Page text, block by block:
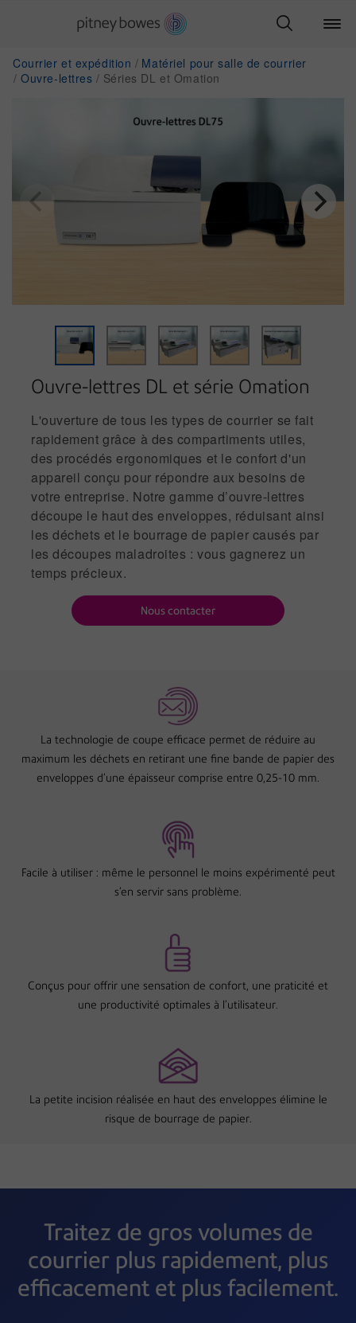
Courrier et expédition
Matériel pour salle de courrier
Ouvre-lettres
Séries DL et Omation
Ouvre-lettres DL et série Omation
L'ouverture de tous les types de courrier se fait
rapidement grâce à des compartiments utiles,
des procédés ergonomiques et le confort d'un
appareil conçu pour répondre aux besoins de
votre entreprise. Notre gamme d’ouvre-lettres
découpe le haut des enveloppes, réduisant ainsi
les déchets et le bourrage de papier causés par
les découpes maladroites : vous gagnerez un
temps précieux.
Nous contacter
La technologie de coupe efficace permet de réduire au
maximum les déchets en retirant une fine bande de papier des
enveloppes d’une épaisseur comprise entre 0,25-10 mm.
Facile à utiliser : même le personnel le moins expérimenté peut
s’en servir sans problème.
Conçus pour offrir une sensation de confort, une praticité et
une productivité optimales à l’utilisateur.
La petite incision réalisée en haut des enveloppes élimine le
risque de bourrage de papier.
Traitez de gros volumes de
courrier plus rapidement, plus
efficacement et plus facilement.